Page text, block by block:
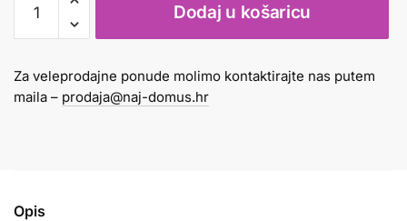
papir
40gr
296
količina
Dodaj u košaricu
Za veleprodajne ponude molimo kontaktirajte nas putem
maila – prodaja@naj-domus.hr
Opis